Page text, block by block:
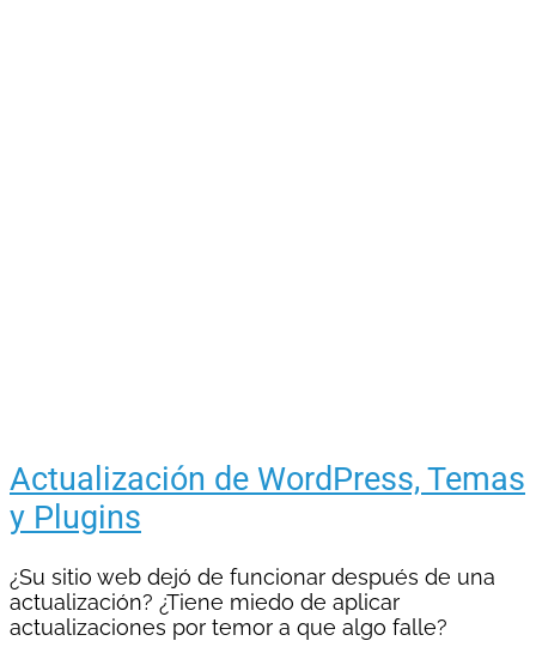
Actualización de WordPress, Temas
y Plugins
¿Su sitio web dejó de funcionar después de una
actualización? ¿Tiene miedo de aplicar
actualizaciones por temor a que algo falle?